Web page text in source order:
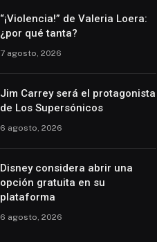
“¡Violencia!” de Valeria Loera:
¿por qué tanta?
7 agosto, 2026
Jim Carrey será el protagonista
de Los Supersónicos
6 agosto, 2026
Disney considera abrir una
opción gratuita en su
plataforma
6 agosto, 2026